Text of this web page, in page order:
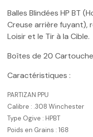
Balles Blindées HP BT
Creuse arrière fuyant),
Loisir et le Tir à la Cible.
Boîtes de 20
Caractéristiques :
PARTIZAN PPU
Calibre : .308 Winchester
Type Ogive : HPBT
Poids en Grains : 168